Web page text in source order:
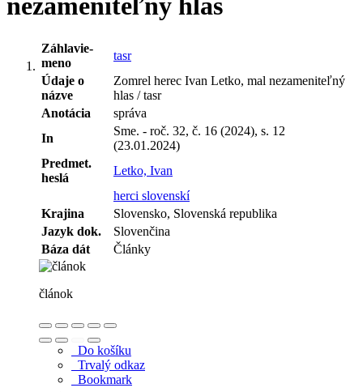
nezameniteľný hlas
Záhlavie-
meno
tasr
Údaje o
názve
Zomrel herec Ivan Letko, mal nezameniteľný
hlas / tasr
Anotácia
správa
In
Sme. - roč. 32, č. 16 (2024), s. 12
(23.01.2024)
Predmet.
heslá
Letko, Ivan
herci slovenskí
Krajina
Slovensko, Slovenská republika
Jazyk dok.
Slovenčina
Báza dát
Články
článok
Do košíku
Trvalý odkaz
Bookmark